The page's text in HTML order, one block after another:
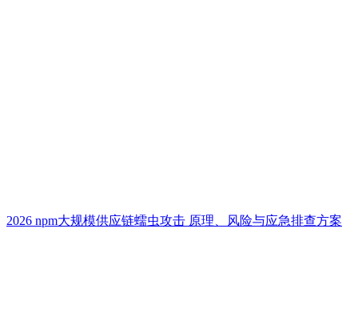
2026 npm大规模供应链蠕虫攻击 原理、风险与应急排查方案